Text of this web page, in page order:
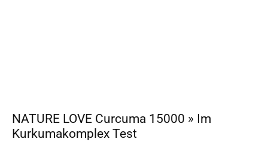
NATURE LOVE Curcuma 15000 » Im
Kurkumakomplex Test